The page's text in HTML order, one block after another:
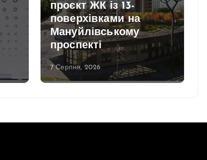
проєкт ЖК із 13-
поверхівками на
Мануйлівському
проспекті
7 Серпня, 2026